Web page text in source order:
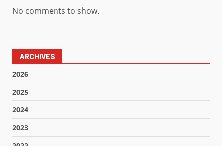
No comments to show.
ARCHIVES
2026
2025
2024
2023